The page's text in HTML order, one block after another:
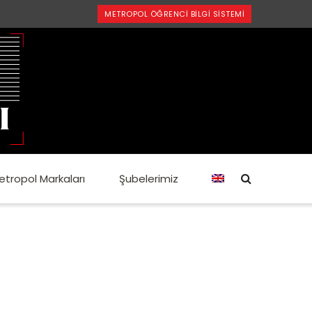
METROPOL ÖĞRENCI BILGI SISTEMI
Markaları Şubelerimiz